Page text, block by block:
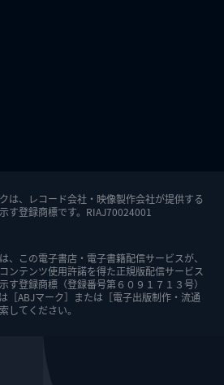
は、レコード会社・映像製作会社が提供する
す登録商標です。RIAJ70024001
、この電子書店・電子書籍配信サービスが、
ンテンツ使用許諾を得た正規版配信サービス
す登録商標（登録番号第６０９１７１３号）
［ABJマーク］または［電子出版制作・流通
してください。